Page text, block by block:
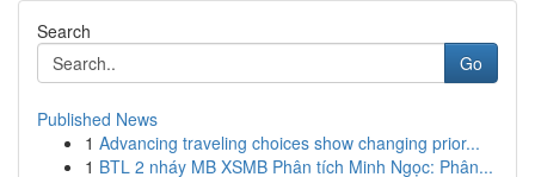
Search
Go
Published News
1 Advancing traveling choices show changing prior...
1 BTL 2 nháy MB XSMB Phân tích Minh Ngọc: Phân...